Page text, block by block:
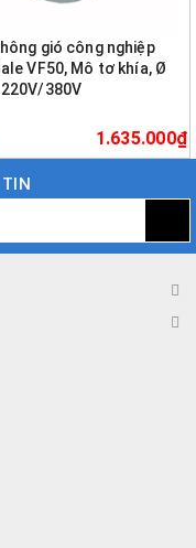
gió công nghiệp
VF50, Mô tơ khía, Ø
380V
1.635.000₫